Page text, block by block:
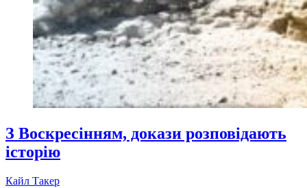
З Воскресінням, докази розповідають
історію
Кайл Такер